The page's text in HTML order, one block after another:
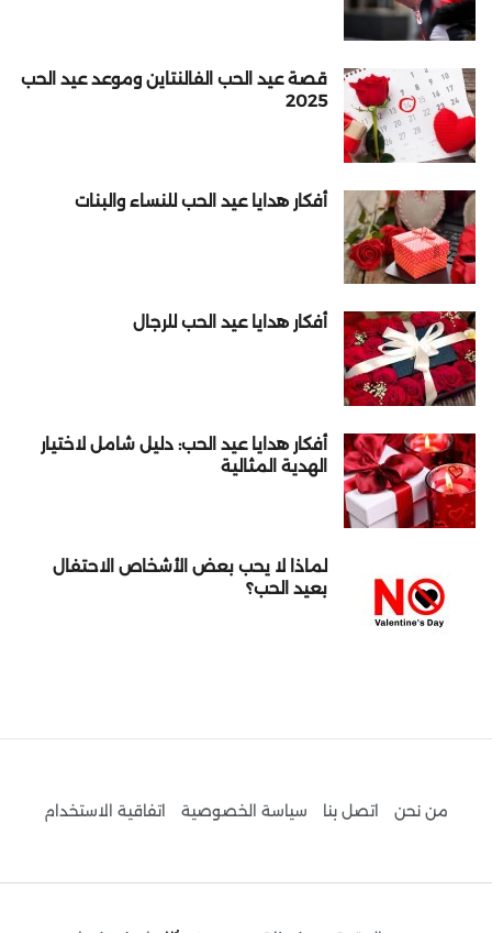
قصة عيد الحب الفالنتاين وموعد عيد الحب
2025
أفكار هدايا عيد الحب للنساء والبنات
أفكار هدايا عيد الحب للرجال
أفكار هدايا عيد الحب: دليل شامل لاختيار
الهدية المثالية
لماذا لا يحب بعض الأشخاص الاحتفال
بعيد الحب؟
من نحن اتصل بنا سياسة الخصوصية اتفاقية الاستخدام